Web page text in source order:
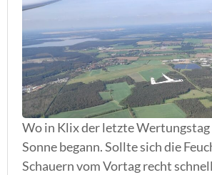
Wo in Klix der letzte
Sonne begann. Sollte sich die
Schauern vom Vortag recht